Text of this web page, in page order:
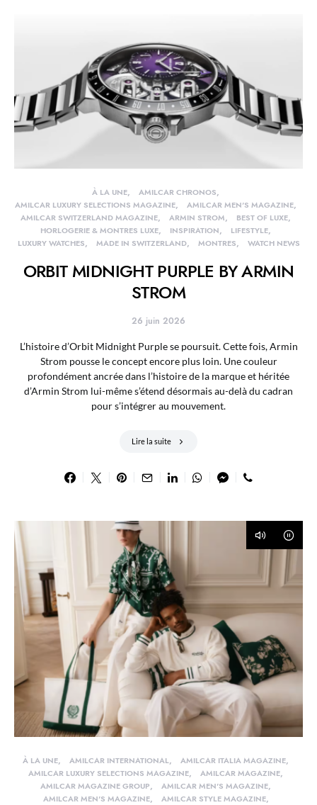
À LA UNE
AMILCAR CHRONOS
AMILCAR LUXURY SELECTIONS MAGAZINE
AMILCAR MEN'S MAGAZINE
AMILCAR SWITZERLAND MAGAZINE
ARMIN STROM
BEST OF LUXE
HORLOGERIE & MONTRES LUXE
INSPIRATION
LIFESTYLE
LUXURY WATCHES
MADE IN SWITZERLAND MONTRES WATCH NEWS
ORBIT MIDNIGHT PURPLE BY ARMIN
STROM
26 juin 2026
L’histoire d’Orbit Midnight Purple se poursuit. Cette fois, Armin
Strom pousse le concept encore plus loin. Une couleur
profondément ancrée dans l’histoire de la marque et héritée
d’Armin Strom lui-même s’étend désormais au-delà du cadran
pour s’intégrer au mouvement.
Lire la suite
À LA UNE AMILCAR INTERNATIONAL
AMILCAR ITALIA MAGAZINE
AMILCAR LUXURY SELECTIONS MAGAZINE
AMILCAR MAGAZINE
AMILCAR MAGAZINE GROUP
AMILCAR MEN'S MAGAZINE
AMILCAR MEN'S MAGAZINE
AMILCAR STYLE MAGAZINE